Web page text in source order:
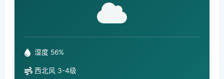
湿度 56%
西北风 3-4级